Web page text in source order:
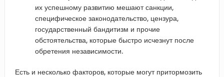
их успешному развитию мешают санкции,
специфическое законодательство, цензура,
государственный бандитизм и прочие
обстоятельства, которые быстро исчезнут после
обретения независимости.
Есть и несколько факторов, которые могут притормозить